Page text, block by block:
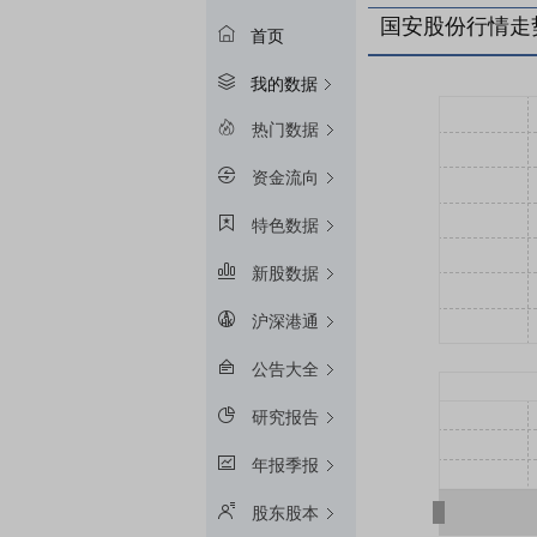
首页
我的数据
热门数据
资金流向
特色数据
新股数据
沪深港通
公告大全
研究报告
年报季报
股东股本
国安股份行情走